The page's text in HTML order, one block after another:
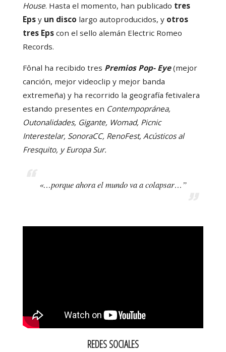
House. Hasta el momento, han publicado tres
Epsy un disco largo autoproducidos, y otros
tres Epscon el sello alemán Electric Romeo
Records.
Fônal ha recibido tres Premios Pop- Eye(mejor
canción, mejor videoclip y mejor banda
extremeña) y ha recorrido la geografía fetivalera
estando presentes en Contempopránea,
Outonalidades, Gigante, Womad, Picnic
Interestelar, SonoraCC, RenoFest, Acústicos al
Fresquito, y Europa Sur.
«…porque ahora el mundo va a colapsar…”
REDES SOCIALES